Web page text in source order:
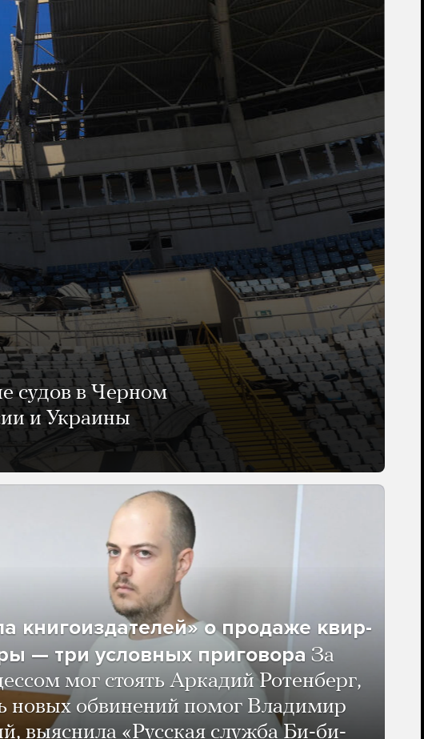
судов в Черном
и Украины
книгоиздателей» о продаже квир-
— три условных приговора За
мог стоять Аркадий Ротенберг,
новых обвинений помог Владимир
выяснила «Русская служба Би-би-